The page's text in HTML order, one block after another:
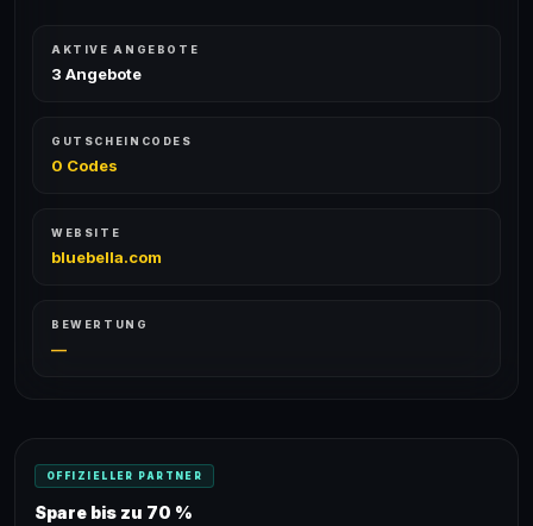
AKTIVE ANGEBOTE
3 Angebote
GUTSCHEINCODES
0 Codes
WEBSITE
bluebella.com
BEWERTUNG
—
OFFIZIELLER PARTNER
Spare bis zu 70 %